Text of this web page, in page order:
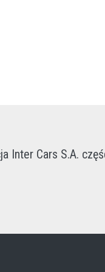
Inter Cars S.A.